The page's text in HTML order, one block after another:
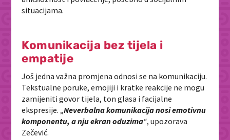
situacijama.
Komunikacija bez tijela i
empatije
Još jedna važna promjena odnosi se na komunikaciju.
Tekstualne poruke, emojiji i kratke reakcije ne mogu
zamijeniti govor tijela, ton glasa i facijalne
ekspresije. „Neverbalna komunikacija nosi emotivnu
komponentu, a nju ekran oduzima“, upozorava
Zečević.